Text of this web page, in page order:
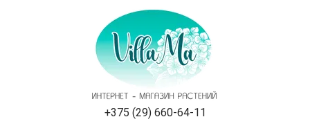
+375 (29) 660-64-11